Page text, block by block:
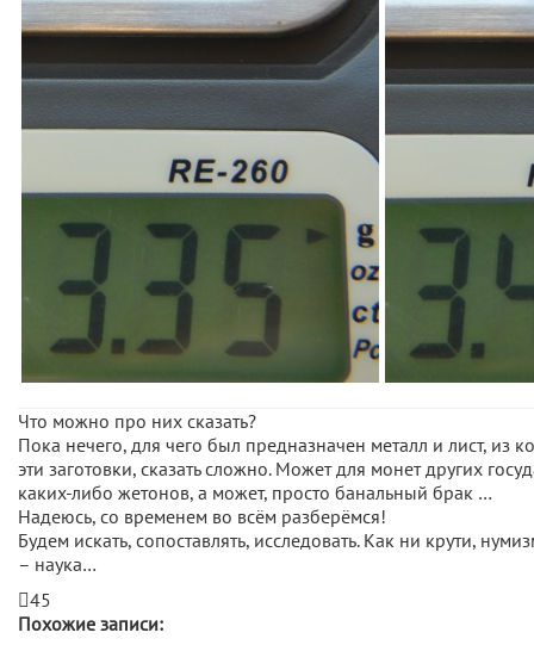
Что можно про них сказать?
Пока нечего, для чего был предназначен металл и лист, из
эти заготовки, сказать сложно. Может для монет других
каких-либо жетонов, а может, просто банальный брак …
Надеюсь, со временем во всём разберёмся!
Будем искать, сопоставлять, исследовать. Как ни крути,
– наука…
45
Похожие записи: